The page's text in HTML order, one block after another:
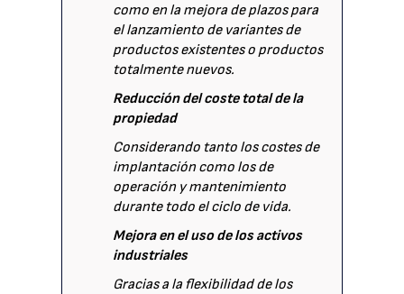
como en la mejora de plazos para
el lanzamiento de variantes de
productos existentes o productos
totalmente nuevos.
Reducción del coste total de la
propiedad
Considerando tanto los costes de
implantación como los de
operación y mantenimiento
durante todo el ciclo de vida.
Mejora en el uso de los activos
industriales
Gracias a la flexibilidad de los